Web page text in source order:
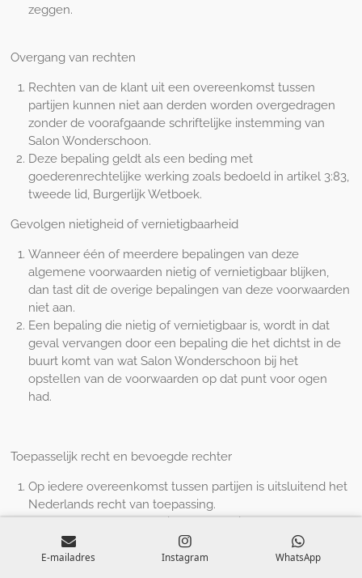
zeggen.
Overgang van rechten
Rechten van de klant uit een overeenkomst tussen
partijen kunnen niet aan derden worden overgedragen
zonder de voorafgaande schriftelijke instemming van
Salon Wonderschoon.
Deze bepaling geldt als een beding met
goederenrechtelijke werking zoals bedoeld in artikel 3:83,
tweede lid, Burgerlijk Wetboek.
Gevolgen nietigheid of vernietigbaarheid
Wanneer één of meerdere bepalingen van deze
algemene voorwaarden nietig of vernietigbaar blijken,
dan tast dit de overige bepalingen van deze voorwaarden
niet aan.
Een bepaling die nietig of vernietigbaar is, wordt in dat
geval vervangen door een bepaling die het dichtst in de
buurt komt van wat Salon Wonderschoon bij het
opstellen van de voorwaarden op dat punt voor ogen
had.
Toepasselijk recht en bevoegde rechter
Op iedere overeenkomst tussen partijen is uitsluitend het
Nederlands recht van toepassing.
De Nederlandse rechter in het arrondissement waar
Salon Wonderschoon is gevestigd / praktijk houdt /
kantoor houdt is exclusief bevoegd om kennis te nemen
E-mailadres Instagram WhatsApp